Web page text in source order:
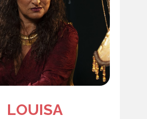
LOUISA